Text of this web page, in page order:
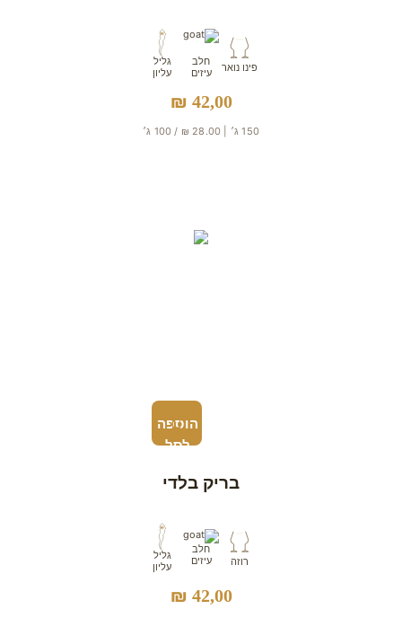
פינו נואר
חלב
עיזים
גליל
עליון
₪ 42,00
150 ג׳ | 28.00 ₪ / 100 ג׳
הוספה
לסל
בריק בלדי
רוזה
חלב
עיזים
גליל
עליון
₪ 42,00